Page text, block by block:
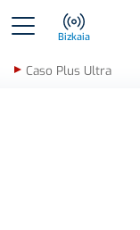
Bizkaia
Caso Plus Ultra